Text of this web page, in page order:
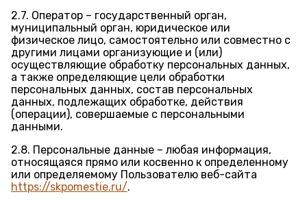
2.7. Оператор – государственный орган,
муниципальный орган, юридическое или
физическое лицо, самостоятельно или совместно с
другими лицами организующие и (или)
осуществляющие обработку персональных данных,
а также определяющие цели обработки
персональных данных, состав персональных
данных, подлежащих обработке, действия
(операции), совершаемые с персональными
данными.
2.8. Персональные данные – любая информация,
относящаяся прямо или косвенно к определенному
или определяемому Пользователю веб-сайта
https://skpomestie.ru/.